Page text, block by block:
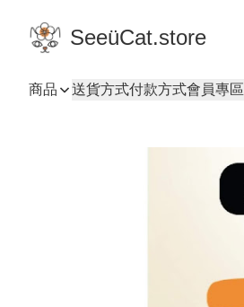
SeeüCat.store
商品 送貨方式付款方式會員專區